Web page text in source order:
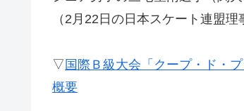
（2月22日の日本スケート連盟理
▽ 国際Ｂ級大会「クープ・ド・
概要